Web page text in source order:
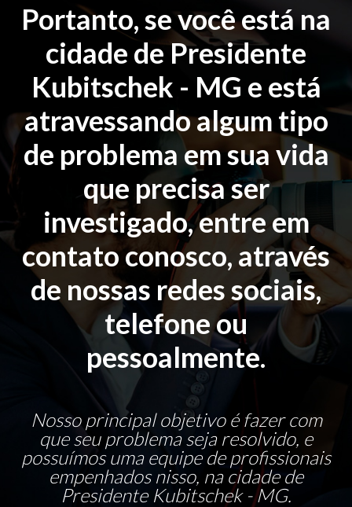
Portanto, se você está na
cidade de Presidente
Kubitschek - MG e está
atravessando algum tipo
de problema em sua vida
que precisa ser
investigado, entre em
contato conosco, através
de nossas redes sociais,
telefone ou
pessoalmente.
Nosso principal objetivo é fazer com
que seu problema seja resolvido, e
possuímos uma equipe de profissionais
empenhados nisso, na cidade de
Presidente Kubitschek - MG.